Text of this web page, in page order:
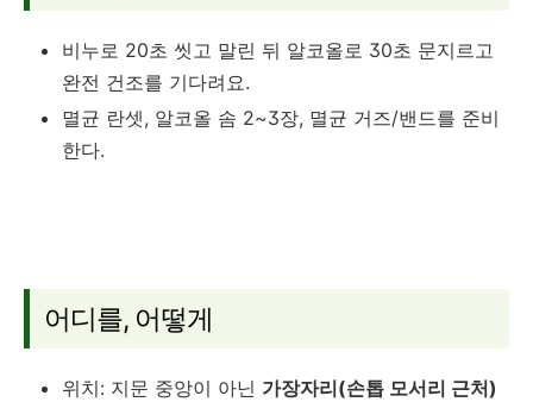
비누로 20초 씻고 말린 뒤 알코올로 30초 문지르고
완전 건조를 기다려요.
멸균 란셋, 알코올 솜 2~3장, 멸균 거즈/밴드를 준비
한다.
어디를, 어떻게
위치: 지문 중앙이 아닌 가장자리(손톱 모서리 근처)